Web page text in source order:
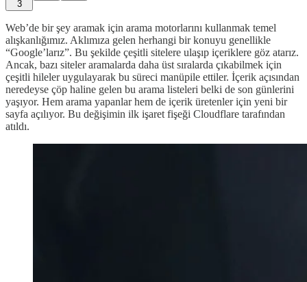
3
Web’de bir şey aramak için arama motorlarını kullanmak temel
alışkanlığımız. Aklımıza gelen herhangi bir konuyu genellikle
“Google’larız”. Bu şekilde çeşitli sitelere ulaşıp içeriklere göz atarız.
Ancak, bazı siteler aramalarda daha üst sıralarda çıkabilmek için
çeşitli hileler uygulayarak bu süreci manüpile ettiler. İçerik açısından
neredeyse çöp haline gelen bu arama listeleri belki de son günlerini
yaşıyor. Hem arama yapanlar hem de içerik üretenler için yeni bir
sayfa açılıyor. Bu değişimin ilk işaret fişeği Cloudflare tarafından
atıldı.